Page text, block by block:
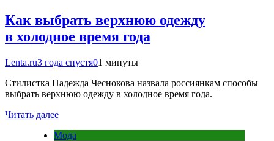
Как выбрать верхнюю одежду
в холодное время года
Lenta.ru3 года спустя01 минуты
Стилистка Надежда Чеснокова назвала россиянкам способы
выбрать верхнюю одежду в холодное время года.
Читать далее
Мода